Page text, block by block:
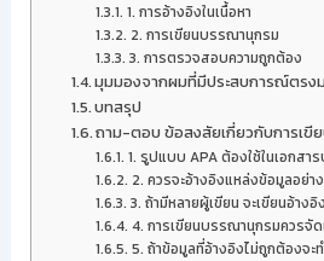
1. การอ้างอิงในเนื้อหา
2. การเขียนบรรณานุกรม
3. การตรวจสอบความถูกต้อง
มุมมองจากผมที่มีประสบการณ์ตรง
บทสรุป
ถาม-ตอบ ข้อสงสัยเกี่ยวกับการเขี
1. รูปแบบ APA ต้องใช้ในเอกสา
2. ควรจะอ้างอิงแหล่งข้อมูลอย่า
3. ถ้ามีหลายผู้เขียน จะเขียนอ้างอิ
4. การเขียนบรรณานุกรมควรจัด
5. ถ้าข้อมูลที่อ้างอิงไม่ถูกต้องจะ